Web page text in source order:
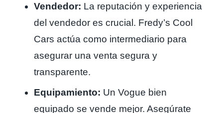
Vendedor: La reputación y experiencia
del vendedor es crucial. Fredy’s Cool
Cars actúa como intermediario para
asegurar una venta segura y
transparente.
Equipamiento: Un Vogue bien
equipado se vende mejor. Asegúrate